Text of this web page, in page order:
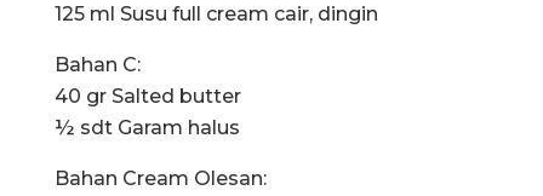
125 ml Susu full cream cair, dingin
Bahan C:
40 gr Salted butter
½ sdt Garam halus
Bahan Cream Olesan: